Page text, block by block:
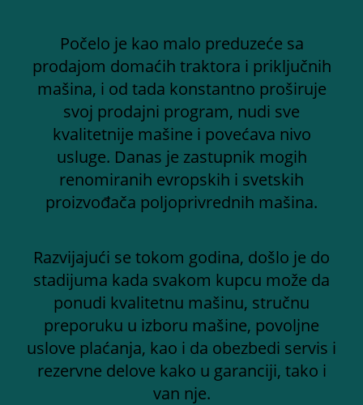
Počelo je kao malo preduzeće sa
prodajom domaćih traktora i priključnih
mašina, i od tada konstantno proširuje
svoj prodajni program, nudi sve
kvalitetnije mašine i povećava nivo
usluge. Danas je zastupnik mogih
renomiranih evropskih i svetskih
proizvođača poljoprivrednih mašina.
Razvijajući se tokom godina, došlo je do
stadijuma kada svakom kupcu može da
ponudi kvalitetnu mašinu, stručnu
preporuku u izboru mašine, povoljne
uslove plaćanja, kao i da obezbedi servis i
rezervne delove kako u garanciji, tako i
van nje.